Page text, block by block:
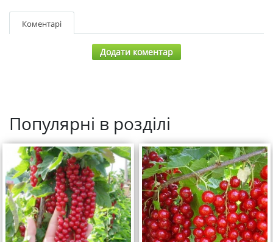
Коментарі
Додати коментар
Популярні в розділі